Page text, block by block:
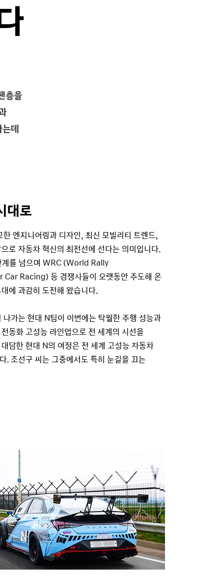
층을
데
대로
한 엔지니어링과 디자인, 최신 모빌리티 트렌드,
로 자동차 혁신의 최전선에 선다는 의미입니다.
계를 넘으며 WRC (World Rally
Racing) 등 경쟁사들이 오랫동안 주도해 온
에 과감히 도전해 왔습니다.
가는 현대 N팀이 이번에는 탁월한 주행 성능과
동화 고성능 라인업으로 전 세계의 시선을
담한 현대 N의 여정은 전 세계 고성능 자동차
. 조선구 씨는 그중에서도 특히 눈길을 끄는